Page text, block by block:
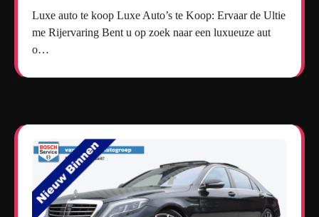
Luxe auto te koop Luxe Auto’s te Koop: Ervaar de Ultie
me Rijervaring Bent u op zoek naar een luxueuze aut
o…